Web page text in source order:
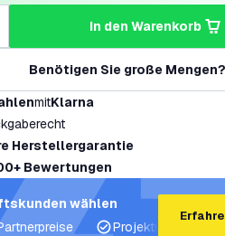
erhöhenin den Warenkorb
Benötigen Sie große Mengen?
mitKlarna
Herstellergarantie
Bewertungen
wählen